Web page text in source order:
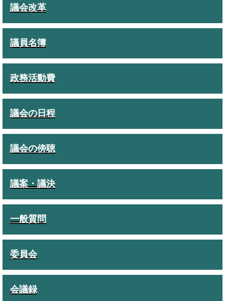
議会改革
議員名簿
政務活動費
議会の日程
議会の傍聴
議案・議決
一般質問
委員会
会議録